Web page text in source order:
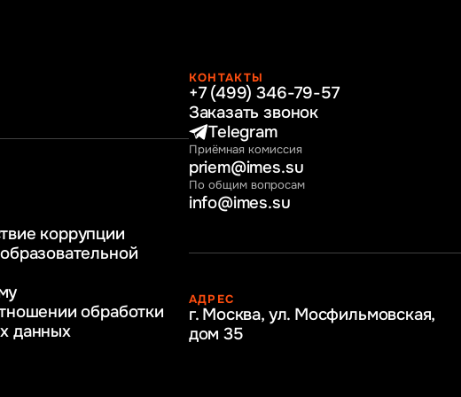
коррупции
обработки
данных
КОНТАКТЫ
+7 (499) 346-79-57
Заказать звонок
Telegram
Приёмная комиссия
priem@imes.su
По общим вопросам
info@imes.su
АДРЕС
г. Москва, ул. Мосфильмовская,
дом 35